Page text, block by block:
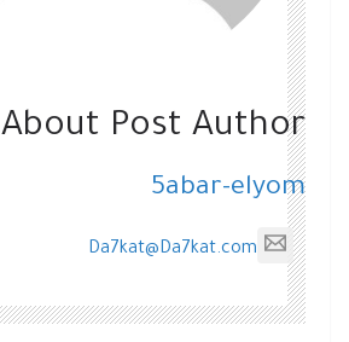
About Post Author
5abar-elyom
Da7kat@Da7kat.com